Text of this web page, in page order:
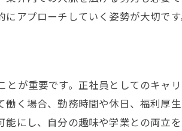
アプローチしていく姿勢が大切です
が重要です。正社員としてのキャ
く場合、勤務時間や休日、福利厚
にし、自分の趣味や学業との両立